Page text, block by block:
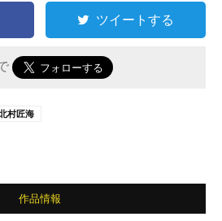
ツイートする
村匠海
作品情報